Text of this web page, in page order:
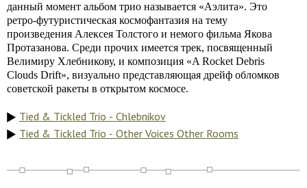
данный момент альбом трио называется «Аэлита». Это
ретро-футуристическая космофантазия на тему
произведения Алексея Толстого и немого фильма Якова
Протазанова. Среди прочих имеется трек, посвященный
Велимиру Хлебникову, и композиция «A Rocket Debris
Clouds Drift», визуально представляющая дрейф обломков
советской ракеты в открытом космосе.
Tied & Tickled Trio - Chlebnikov
Tied & Tickled Trio - Other Voices Other Rooms